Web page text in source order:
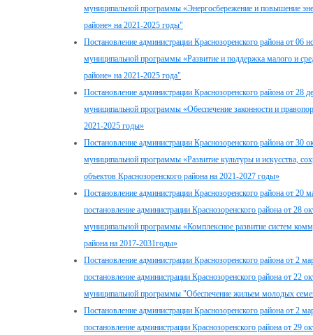
муниципальной программы «Энергосбережение и повышение
районе» на 2021-2025 годы"
Постановление администрации Краснозоренского района от
муниципальной программы «Развитие и поддержка малого и
районе» на 2021-2025 года"
Постановление администрации Краснозоренского района от
муниципальной программы «Обеспечение законности и
2021-2025 годы»
Постановление администрации Краснозоренского района от
муниципальной программы «Развитие культуры и искусства,
объектов Краснозоренского района на 2021-2027 годы»
Постановление администрации Краснозоренского района от
постановление администрации Краснозоренского района от 28
муниципальной программы «Комплексное развитие систем
района на 2017-2031годы»
Постановление администрации Краснозоренского района от 2
постановление администрации Краснозоренского района от
муниципальной программы "Обеспечение жильем молодых
Постановление администрации Краснозоренского района от 2
постановление администрации Краснозоренского района от 29